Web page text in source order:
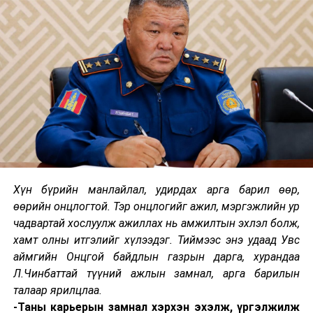
байна.
Уулзалтын эхэнд “Энэ бол сүүлийн 10 гаруй жилийн
хугацаанд хуримтлагдсан асуудлууд. 2015 онд УИХ-
ын Ажлын хэсгийн дүгнэлт гарч байсан. 2018 онд
ЗГХЭГ-ын Хяналт шалгалтын удирдамж баталсан.
Хөгжлийн банкинд 2019 онд Аудитын газар, ЗГХЭГ-
аас шалгалт хийгдэж, 2020 онд Сангийн яам, 2021
онд Монгол банк шалгаж, дүгнэлтүүд нь эцэслэгдэж,
10 жилийн турш яригдаж байсан боловч одоо олны
талын хамтын ажиллагаа, та бүхний хичээл зүтгэлийн
үр дүнд өнөөдрийн байдлаар 50 гаруй тэрбум
төгрөгийн өр төлөгдсөн байна. Нэгдүгээр улиралдаа
багтаад 200 гаруй тэрбум төгрөг төлөгдөхөөр
график, төлөвлөгөө хийгдээд, амлалт үүрэг аваад
ажиллаж байгаа юм байна.
Хууль хяналтын байгууллагуудаар АТГ-т 10, Эрүүгийн
Хүн бүрийн манлайлал, удирдах арга барил өөр,
өөрийн онцлогтой. Тэр онцлогийг ажил, мэргэжлийн ур
чадвартай хослуулж ажиллах нь амжилтын эхлэл болж,
хамт олны итгэлийг хүлээдэг. Тиймээс энэ удаад Увс
аймгийн Онцгой байдлын газрын дарга, хурандаа
Л.Чинбаттай түүний ажлын замнал, арга барилын
талаар ярилцлаа.
-Таны карьерын замнал хэрхэн эхэлж, үргэлжилж